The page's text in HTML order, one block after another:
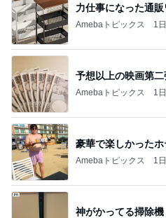
力仕事になった通
Amebaトピックス 1
予想以上の映画第
Amebaトピックス 1
豪華で楽しかった
Amebaトピックス 1
神がかってる掃除機